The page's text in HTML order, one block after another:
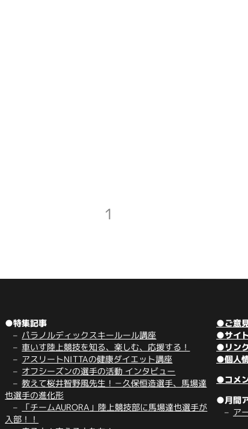
1
●特集記事
パラノルディックスキールール講座
車いす陸上競技を知る、楽しむ、応援する！
アスリートNITTAの健康ダイエット講座
オフシーズンの選手の活動 インタビュー
教えて桜井智野風先生！－久保恒造選手、馬場達
也選手の進化形
「チームAURORA」陸上競技部に馬場達也選手が
入部！！
●ご意
●サイ
●リン
●個人
●コメ
●月間
ア